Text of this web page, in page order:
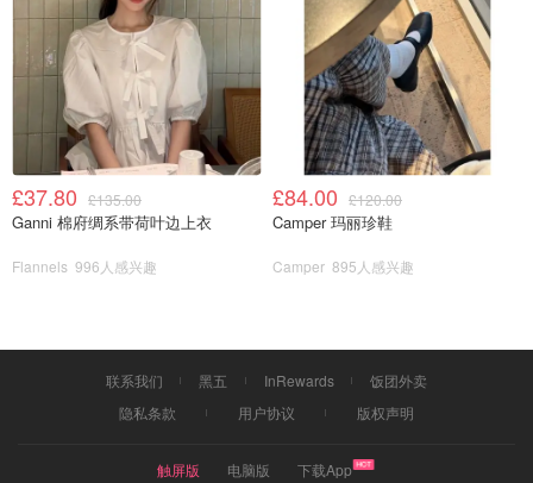
宅家躺平指南 红V大本营
£37.80 £135.00
Ganni 棉府绸系带荷叶边上衣
Flannels 996人感兴趣
£84.00 £120.00
Camper 玛丽珍鞋
Camper 895人感兴趣
联系我们 黑五 InRewards
饭团外卖
隐私条款
用户协议 版权声明
触屏版 电脑版 下载App